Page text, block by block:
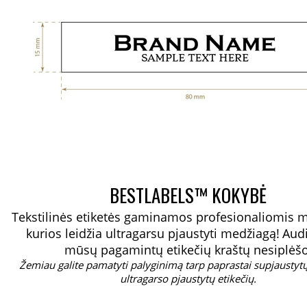
BESTLABELS™ KOKYBĖ
Tekstilinės etiketės gaminamos profesionaliomis
kurios leidžia ultragarsu pjaustyti medžiagą!
mūsų pagamintų etikečių kraštų
Žemiau galite pamatyti palyginimą tarp paprastai
ultragarso pjaustytų etikečių.